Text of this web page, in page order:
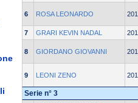
6 ROSA LEONARDO
7 GRARI KEVIN NADAL
8 GIORDANO GIOVANNI
9 LEONI ZENO
Serie n° 3